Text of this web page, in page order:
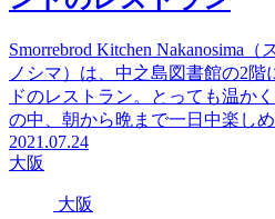
Smorrebrod Kitchen Nakanosima
ノシマ）は、中之島図書館の2
ドのレストラン。とっても温か
の中、朝から晩まで一日中楽し
2021.07.24
大阪
大阪